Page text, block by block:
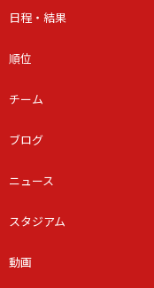
日程・結果
順位
チーム
ブログ
ニュース
スタジアム
動画